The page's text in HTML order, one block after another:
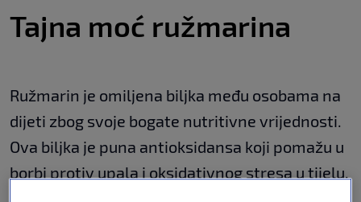
Tajna moć ružmarina
Ružmarin je omiljena biljka među osobama na
dijeti zbog svoje bogate nutritivne vrijednosti.
Ova biljka je puna antioksidansa koji pomažu u
borbi protiv upala i oksidativnog stresa u tijelu.